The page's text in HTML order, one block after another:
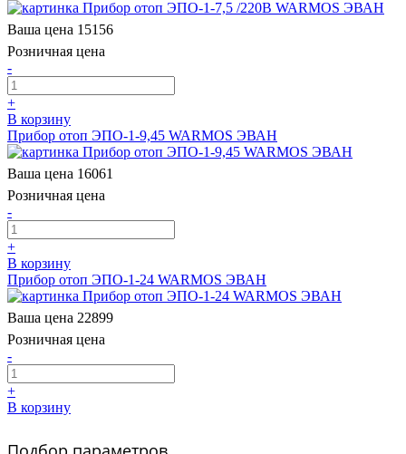
Ваша цена 15156
Розничная цена
-
+
В корзину
Прибор отоп ЭПО-1-9,45 WARMOS ЭВАН
Ваша цена 16061
Розничная цена
-
+
В корзину
Прибор отоп ЭПО-1-24 WARMOS ЭВАН
Ваша цена 22899
Розничная цена
-
+
В корзину